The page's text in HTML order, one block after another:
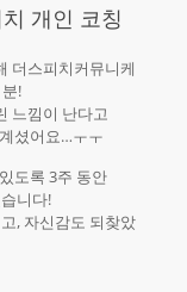
개인 코칭
더스피치커뮤니케
!
느낌이 난다고
셨어요…ㅜㅜ
도록 3주 동안
니다!
, 자신감도 되찾았